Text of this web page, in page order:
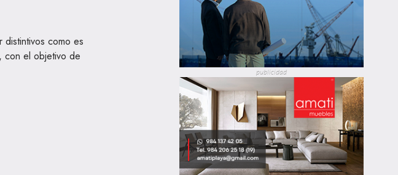
como es
con el objetivo de
publicidad